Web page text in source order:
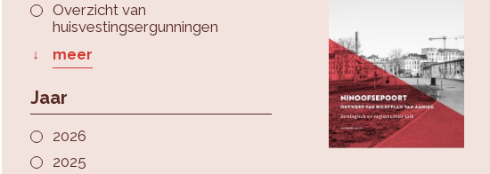
Overzicht van
huisvestingsergunningen
meer
Jaar
2026
2025